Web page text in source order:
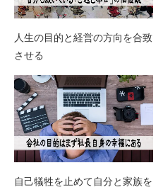
人生の目的と経営の方向を合致
させる
自己犠牲を止めて自分と家族を